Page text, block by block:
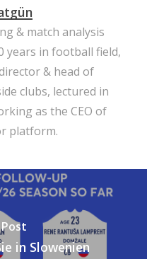
& match analysis
years in football field,
& head of
clubs, lectured in
as the CEO of
platform.
in Slowenien